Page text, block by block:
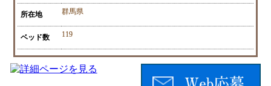
所在地 群馬県
ベッド数 119